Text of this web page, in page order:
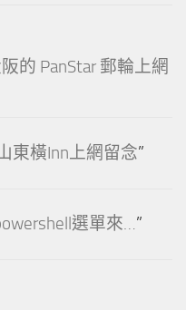
的 PanStar 郵輪上網
東橫Inn上網留念”
選單來…”